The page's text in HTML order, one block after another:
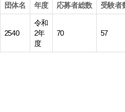
団体名 年度 応募者総数 受験者
2540
令和
2年
度
70 57